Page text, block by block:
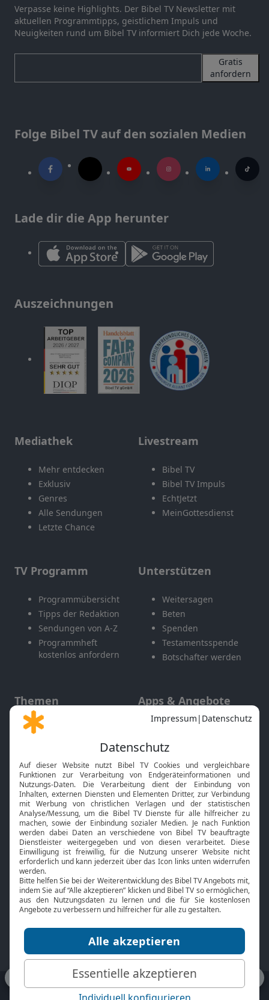
Verpasse keine Highlights. Der Bibel TV Newsletter mit
aktuellen Programmtipps, geistlichem Impuls und
Neuigkeiten rund um Bibel TV informiert Dich jede Woche.
Gratis
anfordern
Folge Bibel TV auf den sozialen Medien
Lade dir die App herunter
Auszeichnungen
Mediathek
Mehr entdecken
Exklusiv
Genres
Alle Sendungen
Letzte Chance
Livestream
Bibel TV
Bibel TV Impuls
EchtJetzt
MeinGottesdienst
TV Programm
Programmübersicht
Tipps der Redaktion
Sendungen von A-Z
Programmheft
kostenlos anfordern
Unterstützen
Weitersagen
Beten
Spenden
Testamentsspende
Botschafter werden
Themen
Gott und Bibel erklärt
Neuigkeiten
Apps & Angebote
Mobile App
Smart TV
HbbTV
Bibelthek Online-Bibel
Nächster Gottesdienst
Bibel TV
Über uns
Jobs
Mediadaten
Service
Kontakt
TV-Empfang
bibeltv.de: Impressum
Datenschutz